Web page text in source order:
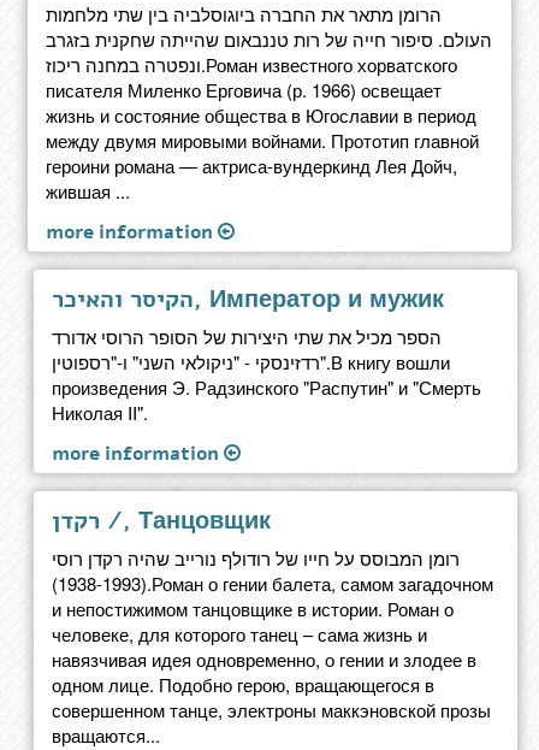
הרומן מתאר את החברה ביוגוסלביה בין שתי מלחמות
העולם. סיפור חייה של רות טננבאום שהייתה שחקנית בזגרב
ונפטרה במחנה ריכוז.Роман известного хорватского
писателя Миленко Ерговича (р. 1966) освещает
жизнь и состояние общества в Югославии в период
между двумя мировыми войнами. Прототип главной
героини романа — актриса-вундеркинд Лея Дойч,
жившая ...
more information
הקיסר והאיכר, Император и мужик
הספר מכיל את שתי היצירות של הסופר הרוסי אדורד
רדזינסקי - "ניקולאי השני" ו-"רספוטין".В книгу вошли
произведения Э. Радзинского "Распутин" и "Смерть
Николая II".
more information
רקדן /, Танцовщик
רומן המבוסס על חייו של רודולף נורייב שהיה רקדן רוסי
(1938-1993).Роман о гении балета, самом загадочном
и непостижимом танцовщике в истории. Роман о
человеке, для которого танец – сама жизнь и
навязчивая идея одновременно, о гении и злодее в
одном лице. Подобно герою, вращающегося в
совершенном танце, электроны маккэновской прозы
вращаются...